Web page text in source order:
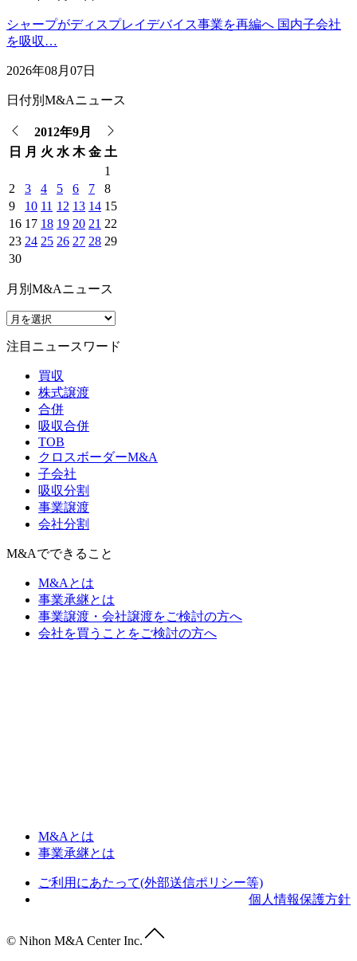
シャープがディスプレイデバイス事業を再編へ 国内子会社
を吸収…
2026年08月07日
日付別M&Aニュース
2012年9月
日
月 火 水 木 金 土
1
2
3 4 5 6 7
8
9
10 11 12 13 14 15
16 17 18 19 20 21 22
23 24 25 26 27 28 29
30
月別M&Aニュース
注目ニュースワード
買収
株式譲渡
合併
吸収合併
TOB
クロスボーダーM&A
子会社
吸収分割
事業譲渡
会社分割
M&Aでできること
M&Aとは
事業承継とは
事業譲渡・会社譲渡をご検討の方へ
会社を買うことをご検討の方へ
M&Aとは
事業承継とは
ご利用にあたって(外部送信ポリシー等)
個人情報保護方針
© Nihon M&A Center Inc.